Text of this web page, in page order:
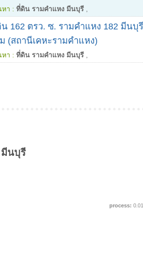
หา : ที่ดิน รามคำแหง มีนบุรี
162 ตรว. ซ. รามคำแหง 182 มีนบุ
(สถานีเคหะรามคำแหง)
หา : ที่ดิน รามคำแหง มีนบุรี
นบุรี
process: